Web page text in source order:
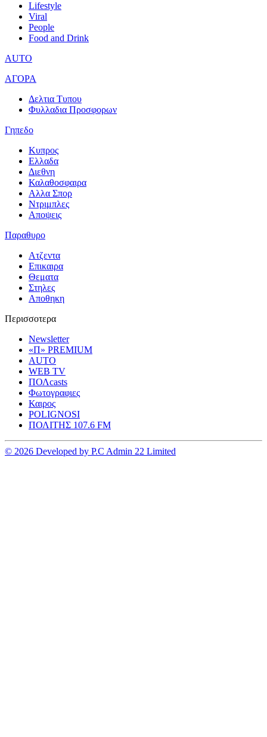
Lifestyle
Viral
People
Food and Drink
AUTO
ΑΓΟΡΑ
Δελτια Τυπου
Φυλλαδια Προσφορων
Γηπεδο
Κυπρος
Ελλαδα
Διεθνη
Καλαθοσφαιρα
Αλλα Σπορ
Ντριμπλες
Αποψεις
Παραθυρο
Ατζεντα
Επικαιρα
Θεματα
Στηλες
Αποθηκη
Περισσοτερα
Newsletter
«Π» PREMIUM
AUTO
WEB TV
ΠΟΛcasts
Φωτογραφιες
Καιρος
POLIGNOSI
ΠΟΛΙΤΗΣ 107.6 FM
© 2026 Developed by P.C Admin 22 Limited